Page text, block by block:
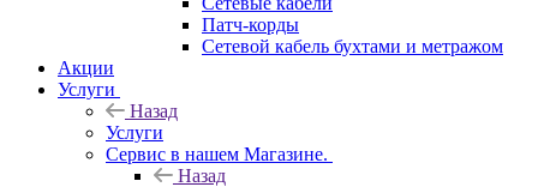
Патч-корды
Сетевой кабель бухтами и метражом
Акции
Услуги
Назад
Услуги
Сервис в нашем Магазине.
Назад